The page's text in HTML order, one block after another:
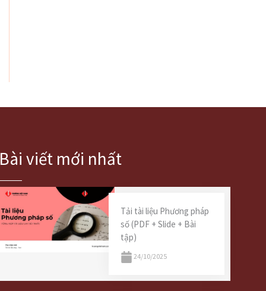
viết mới nhất
Tải tài liệu Phương pháp
số (PDF + Slide + Bài
tập)
24/10/2025